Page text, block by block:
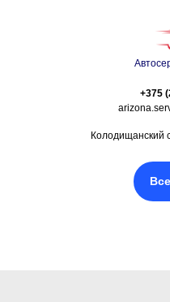
+375
Колодищанский